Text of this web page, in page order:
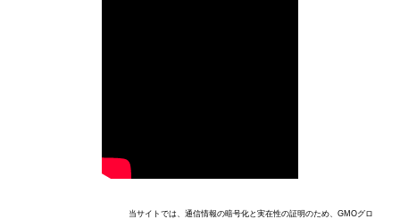
当サイトでは、通信情報の暗号化と実在性の証明のため、GMOグロ